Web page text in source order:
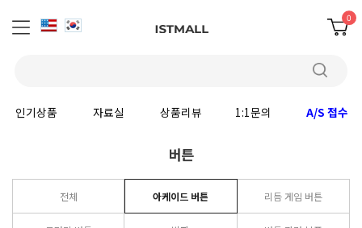
0
인기상품 자료실 상품리뷰 1:1문의 A/S 접수
버튼
전체 아케이드 버튼 리듬 게임 버튼